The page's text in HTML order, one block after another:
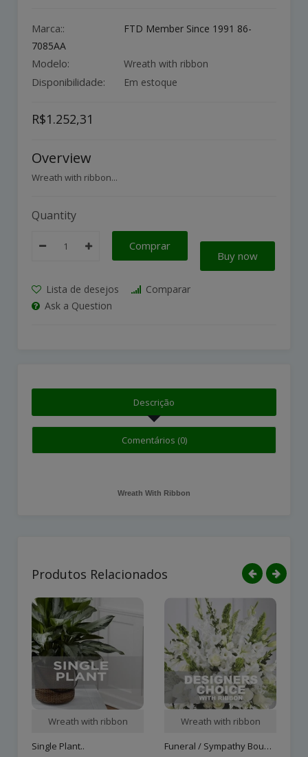
Marca::
FTD Member Since 1991 86-
7085AA
Modelo: Wreath with ribbon
Disponibilidade: Em estoque
R$1.252,31
Overview
Wreath with ribbon...
Quantity
Comprar
Buy now
Lista de desejos
Comparar
Ask a Question
Descrição
Comentários (0)
Wreath With Ribbon
Produtos Relacionados
Wreath with ribbon
Single Plant..
Wreath with ribbon
Funeral / Sympathy Bouque..